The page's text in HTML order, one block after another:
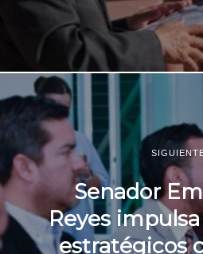
Senador
Reyes
estratégicos